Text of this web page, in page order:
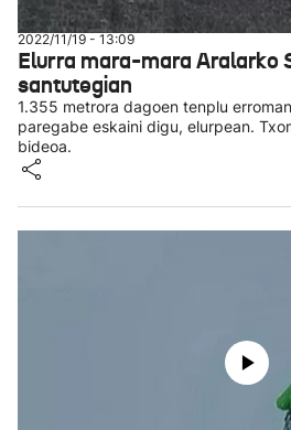
2022/11/19 - 13:09
Elurra mara-mara Aralarko
santutegian
1.355 metrora dagoen tenplu
paregabe eskaini digu, elurpean.
bideoa.